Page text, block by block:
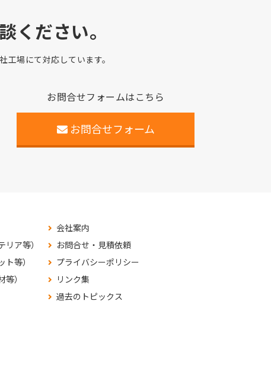
ください。
場にて対応しています。
お問合せフォームはこちら
お問合せフォーム
ア等）
等）
）
会社案内
お問合せ・見積依頼
プライバシーポリシー
リンク集
過去のトピックス